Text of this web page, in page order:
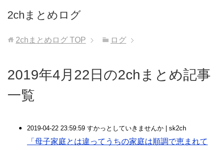
2chまとめログ
2chまとめログ TOP ログ
2019年4月22日の2chまとめ記事
一覧
2019-04-22 23:59:59 すかっとしていきませんか | sk2ch
「母子家庭とは違ってうちの家庭は順調で恵まれて